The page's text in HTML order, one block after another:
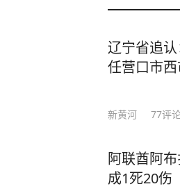
辽宁省追
任营口市
新黄河 77评
阿联酋阿
成1死20伤